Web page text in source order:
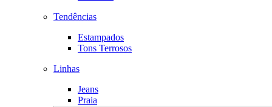
Tendências
Estampados
Tons Terrosos
Linhas
Jeans
Praia